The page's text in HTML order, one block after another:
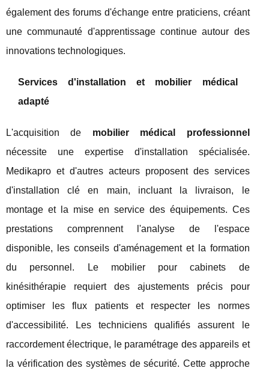
également des forums d'échange entre praticiens, créant
une communauté d'apprentissage continue autour des
innovations technologiques.
Services d'installation et mobilier médical
adapté
L'acquisition de mobilier médical professionnel
nécessite une expertise d'installation spécialisée.
Medikapro et d'autres acteurs proposent des services
d'installation clé en main, incluant la livraison, le
montage et la mise en service des équipements. Ces
prestations comprennent l'analyse de l'espace
disponible, les conseils d'aménagement et la formation
du personnel. Le mobilier pour cabinets de
kinésithérapie requiert des ajustements précis pour
optimiser les flux patients et respecter les normes
d'accessibilité. Les techniciens qualifiés assurent le
raccordement électrique, le paramétrage des appareils et
la vérification des systèmes de sécurité. Cette approche